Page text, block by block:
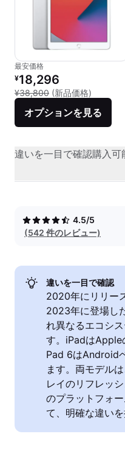
最安価格
リファービッシュ品の価格：
¥18,296
¥38,800 (新品価格)
オプションを見る
違いを一目で確認購入可
4.5/5
(542 件のレビュー)
違いを一目で確認
2020年にリリー
2023年に登場し
れ異なるエコシ
す。iPadはApple
Pad 6はAndroid
ます。両モデル
レイのリフレッ
のプラットフォ
て、明確な違いを